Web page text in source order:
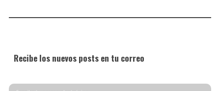
Recibe los nuevos posts en tu correo